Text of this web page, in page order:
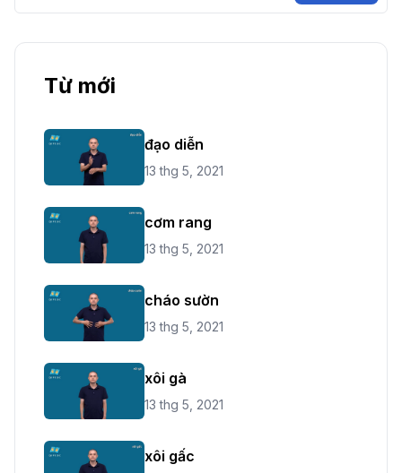
Từ mới
đạo diễn
13 thg 5, 2021
cơm rang
13 thg 5, 2021
cháo sườn
13 thg 5, 2021
xôi gà
13 thg 5, 2021
xôi gấc